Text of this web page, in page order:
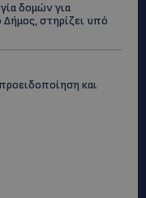
δομών για
στηρίζει υπό
και